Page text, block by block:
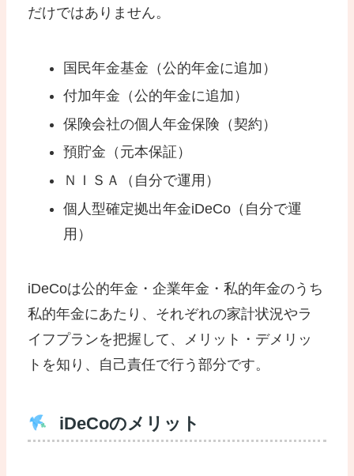
だけではありません。
国民年金基金（公的年金に追加）
付加年金（公的年金に追加）
保険会社の個人年金保険（契約）
預貯金（元本保証）
ＮＩＳＡ（自分で運用）
個人型確定拠出年金iDeCo（自分で運
用）
iDeCoは公的年金・企業年金・私的年金のうち
私的年金にあたり、それぞれの家計状況やラ
イフプランを把握して、メリット・デメリッ
トを知り、自己責任で行う部分です。
iDeCoのメリット